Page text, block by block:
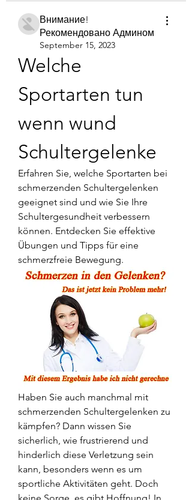
Внимание!
Рекомендовано Админом
September 15, 2023
Welche
Sportarten tun
wenn wund
Schultergelenke
Erfahren Sie, welche Sportarten bei
schmerzenden Schultergelenken
geeignet sind und wie Sie Ihre
Schultergesundheit verbessern
können. Entdecken Sie effektive
Übungen und Tipps für eine
schmerzfreie Bewegung.
Haben Sie auch manchmal mit
schmerzenden Schultergelenken zu
kämpfen? Dann wissen Sie
sicherlich, wie frustrierend und
hinderlich diese Verletzung sein
kann, besonders wenn es um
sportliche Aktivitäten geht. Doch
keine Sorge, es gibt Hoffnung! In